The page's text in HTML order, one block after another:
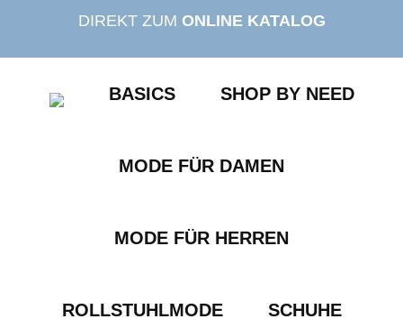
springen
DIREKT ZUM ONLINE KATALOG
BASICS SHOP BY NEED
MODE FÜR DAMEN
MODE FÜR HERREN
ROLLSTUHLMODE SCHUHE